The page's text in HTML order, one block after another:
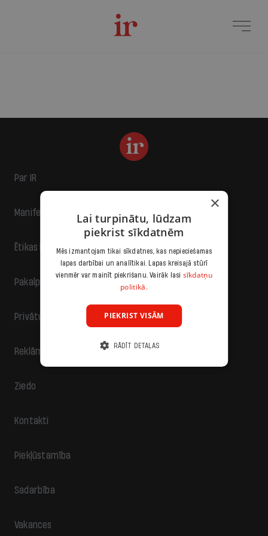
Par IR
Manifests
Ētikas kodekss
Pakalpojumu sniegšanas noteikumi
Privātuma politika
Reklāma
Ziedo
Kontakti
Piekļūstamība
Sadarbība
Vakances
×
Lai turpinātu, lūdzam
piekrist sīkdatnēm
Mēs izmantojam tikai sīkdatnes, kas nepieciešamas
lapas darbībai un analītikai. Lapas kreisajā stūrī
vienmēr var mainīt piekrišanu. Vairāk lasi sīkdatņu
politikā.
PIEKRIST VISĀM
RĀDĪT DETAĻAS